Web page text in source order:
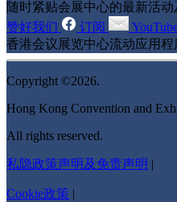
随时紧贴会展中心的最新活动
赞好我们
订阅
香港会议展览中心流动应用程
Copyright ©2026.
Hong Kong Convention and
All rights reserved.
私隐政策声明及免责声明 |
Cookie政策 |